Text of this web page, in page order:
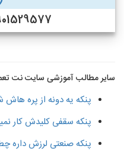
09901529577
سایر مطالب آموزشی سایت نت
پنکه یه دونه از پره هاش
پنکه سقفی کلیدش کار
پنکه صنعتی لرزش داره